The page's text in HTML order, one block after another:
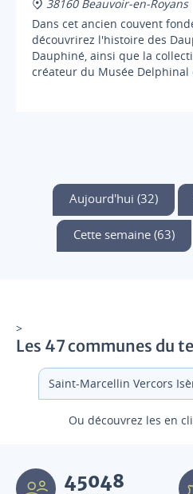
38160 Beauvoir-en-Royans
Dans cet ancien couvent
découvrirez l'histoire des
Dauphiné, ainsi que la
créateur du Musée Delphinal
Aujourd'hui (32)
Cette semaine (63)
>
Les 47 communes du
Ou découvrez les en
45048